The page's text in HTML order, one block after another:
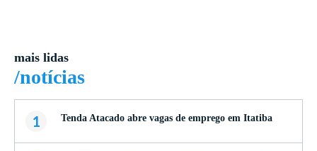
mais lidas
/notícias
1 Tenda Atacado abre vagas de emprego em Itatiba